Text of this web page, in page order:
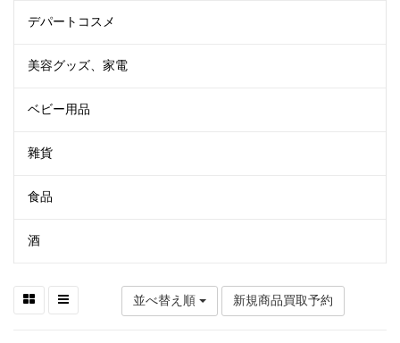
デパートコスメ
美容グッズ、家電
ベビー用品
雜貨
食品
酒
並べ替え順 新規商品買取予約